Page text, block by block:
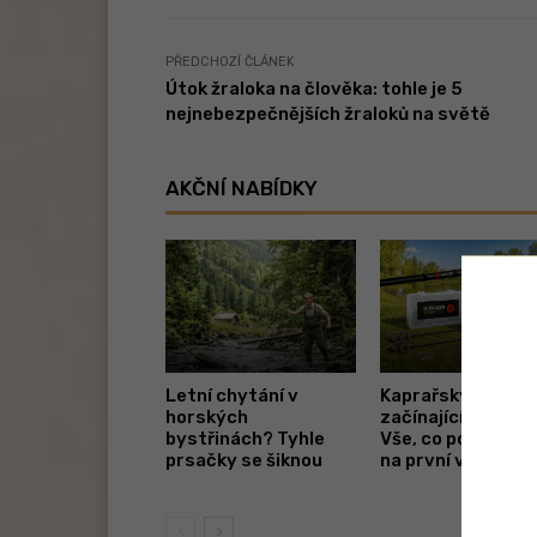
PŘEDCHOZÍ ČLÁNEK
Útok žraloka na člověka: tohle je 5
nejnebezpečnějších žraloků na světě
AKČNÍ NABÍDKY
Letní chytání v
horských
bystřinách? Tyhle
prsačky se šiknou
Kaprařský set pro
začínající rybáře.
Vše, co
na první vycházku